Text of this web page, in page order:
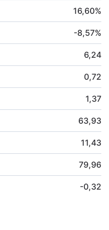
16,60%
-8,57%
6,24
0,72
1,37
63,93
11,43
79,96
-0,32